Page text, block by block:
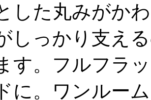
した丸みがか
しっかり支え
す。フルフラ
に。ワンルー